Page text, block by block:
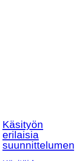
Käsityön
erilaisia